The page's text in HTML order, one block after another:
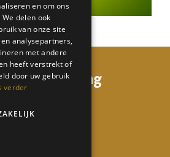
& coaching
en om ons
delen ook
van onze site
analysepartners,
met andere
heeft verstrekt of
door uw gebruik
verder